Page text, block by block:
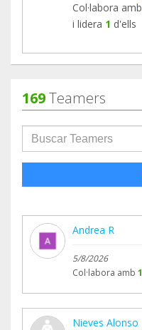
Col·labora amb
i lidera 1 d'ells
169Teamers
Andrea R
5/8/2026
Col·labora amb 1
Nieves Alonso